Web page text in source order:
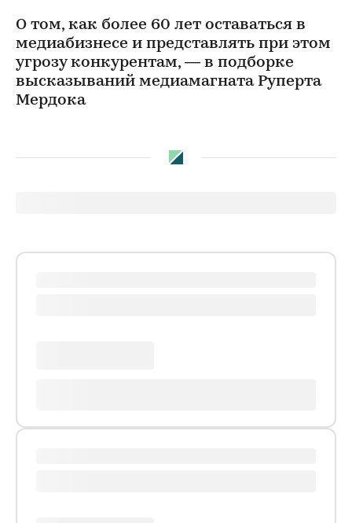
О том, как более 60 лет оставаться в
медиабизнесе и представлять при этом
угрозу конкурентам, — в подборке
высказываний медиамагната Руперта
Мердока